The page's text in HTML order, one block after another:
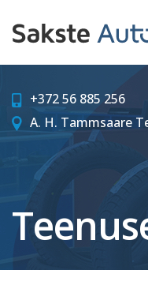
+372 56 885 256
A. H. Tammsaare